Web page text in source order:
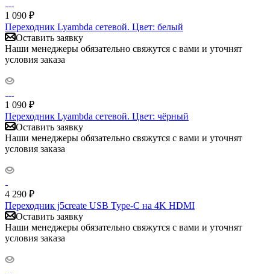
1 090 ₽
Переходник Lyambda сетевой. Цвет: белый
Оставить заявку
Наши менеджеры обязательно свяжутся с вами и уточнят
условия заказа
1 090 ₽
Переходник Lyambda сетевой. Цвет: чёрный
Оставить заявку
Наши менеджеры обязательно свяжутся с вами и уточнят
условия заказа
4 290 ₽
Переходник j5create USB Type-C на 4K HDMI
Оставить заявку
Наши менеджеры обязательно свяжутся с вами и уточнят
условия заказа